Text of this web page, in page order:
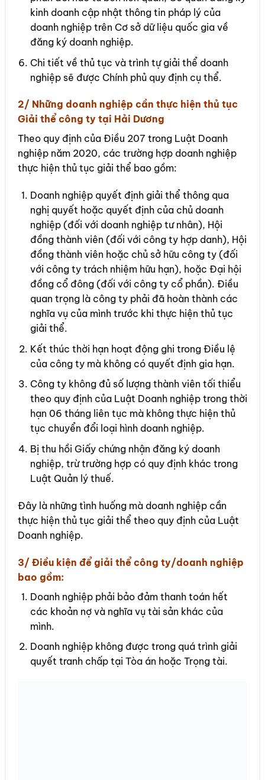
kinh doanh cập nhật thông tin pháp lý của
doanh nghiệp trên Cơ sở dữ liệu quốc gia về
đăng ký doanh nghiệp.
Chi tiết về thủ tục và trình tự giải thể doanh
nghiệp sẽ được Chính phủ quy định cụ thể.
2/ Những doanh nghiệp cần thực hiện thủ tục
Giải thể công ty tại Hải Dương
Theo quy định của Điều 207 trong Luật Doanh
nghiệp năm 2020, các trường hợp doanh nghiệp
thực hiện thủ tục giải thể bao gồm:
Doanh nghiệp quyết định giải thể thông qua
nghị quyết hoặc quyết định của chủ doanh
nghiệp (đối với doanh nghiệp tư nhân), Hội
đồng thành viên (đối với công ty hợp danh), Hội
đồng thành viên hoặc chủ sở hữu công ty (đối
với công ty trách nhiệm hữu hạn), hoặc Đại hội
đồng cổ đông (đối với công ty cổ phần). Điều
quan trọng là công ty phải đã hoàn thành các
nghĩa vụ của mình trước khi thực hiện thủ tục
giải thể.
Kết thúc thời hạn hoạt động ghi trong Điều lệ
của công ty mà không có quyết định gia hạn.
Công ty không đủ số lượng thành viên tối thiểu
theo quy định của Luật Doanh nghiệp trong thời
hạn 06 tháng liên tục mà không thực hiện thủ
tục chuyển đổi loại hình doanh nghiệp.
Bị thu hồi Giấy chứng nhận đăng ký doanh
nghiệp, trừ trường hợp có quy định khác trong
Luật Quản lý thuế.
Đây là những tình huống mà doanh nghiệp cần
thực hiện thủ tục giải thể theo quy định của Luật
Doanh nghiệp.
3/ Điều kiện để giải thể công ty/doanh nghiệp
bao gồm:
Doanh nghiệp phải bảo đảm thanh toán hết
các khoản nợ và nghĩa vụ tài sản khác của
mình.
Doanh nghiệp không được trong quá trình giải
quyết tranh chấp tại Tòa án hoặc Trọng tài.